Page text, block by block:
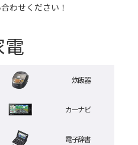
わせください！
電
炊飯器
カーナビ
電子辞書